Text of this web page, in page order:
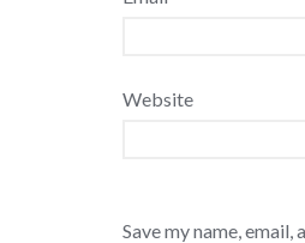
Website
Save my name,